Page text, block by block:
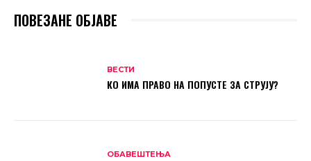
ПОВЕЗАНЕ ОБЈАВЕ
ВЕСТИ
КО ИМА ПРАВО НА ПОПУСТЕ ЗА СТРУЈУ?
ОБАВЕШТЕЊА